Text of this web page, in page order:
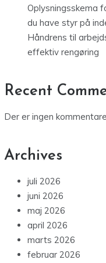
Oplysningsskema
du have styr på
Håndrens til
effektiv rengøring
Recent
Der er ingen
Archives
juli 2026
juni 2026
maj 2026
april 2026
marts 2026
februar 2026